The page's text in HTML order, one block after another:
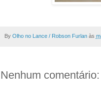
By Olho no Lance / Robson Furlan às
Nenhum comentário: